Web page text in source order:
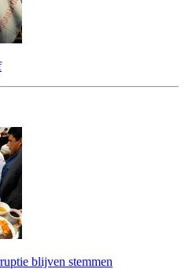
blijven stemmen